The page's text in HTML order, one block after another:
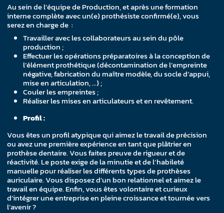
Au sein de l’équipe de Production, et après une formation
interne complète avec un(e) prothésiste confirmé(e), vous
serez en charge de :
Travailler avec les collaborateurs au sein du pôle
production ;
Effectuer les opérations préparatoires à la conception de
l’élément prothétique (décontamination de l’empreinte
négative, fabrication du maître modèle, du socle d’appui,
mise en articulation, …) ;
Couler les empreintes ;
Réaliser les mises en articulateurs et en revêtement.
Profil :
Vous êtes un profil atypique qui aimez le travail de précision
ou avez une première expérience en tant que plâtrier en
prothèse dentaire. Vous faites preuve de rigueur et de
réactivité. Le poste exige de la minutie et de l’habileté
manuelle pour réaliser les différents types de prothèses
auriculaire. Vous disposez d’un bon relationnel et aimez le
travail en équipe. Enfin, vous êtes volontaire et curieux
d’intégrer une entreprise en pleine croissance et tournée vers
l’avenir ?